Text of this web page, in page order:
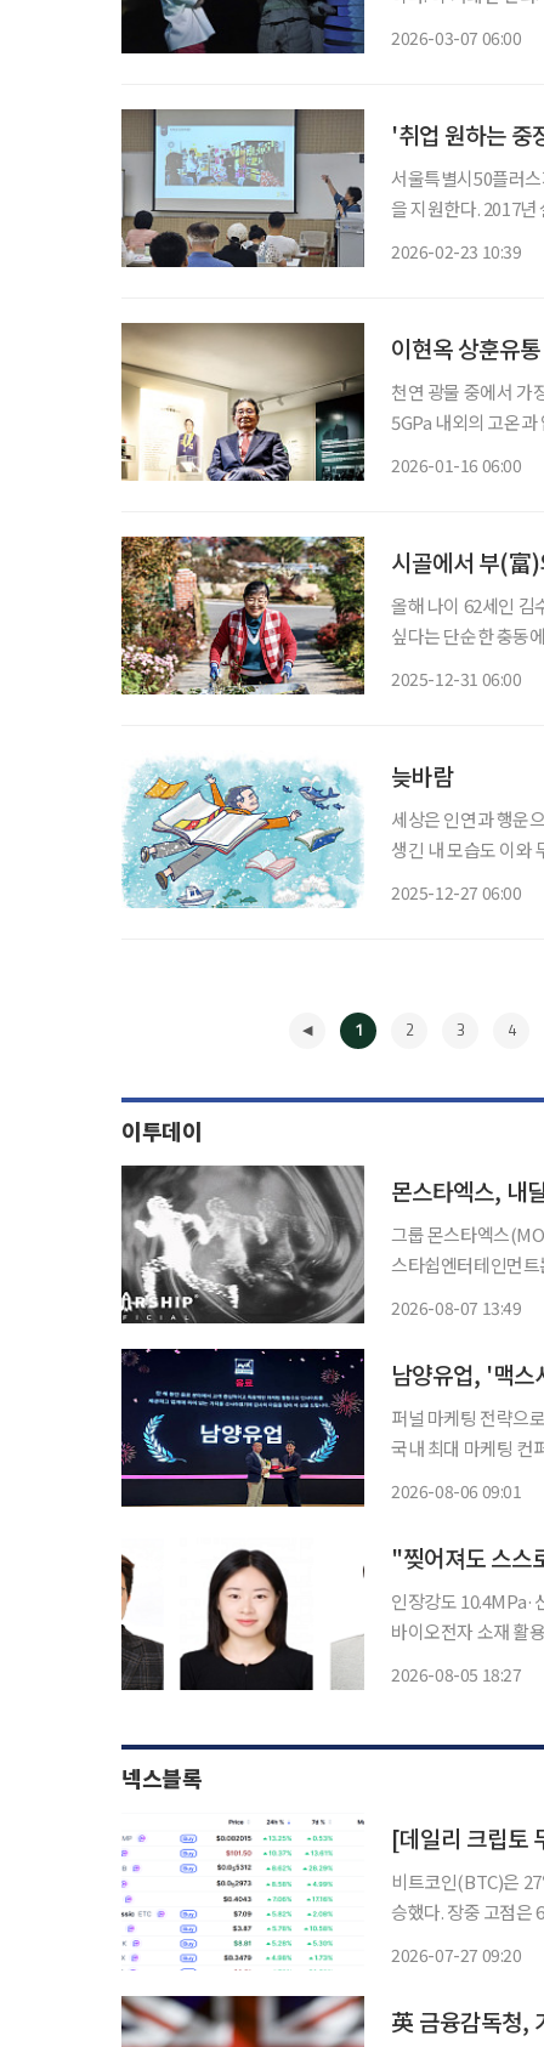
2026-03-07 06:00
서울특별시50플러
을 지원한다. 2017
2026-02-23 10:39
이현옥 상훈유
천연 광물 중에서
5GPa 내외의 고온
2026-01-16 06:00
올해 나이 62세인 김
싶다는 단순한 충동
2025-12-31 06:00
늦바람
세상은 인연과 행운
생긴 내 모습도 이와
2025-12-27 06:00
1 2 3 4
이투데이
몬스타엑스, 내
그룹 몬스타엑스
스타쉽엔터테인먼
2026-08-07 13:49
퍼널 마케팅 전략으로
국내 최대 마케팅
2026-08-06 09:01
"찢어져도 스스
인장강도 10.4MPa·
바이오전자 소재 활용 기대 외부 충격으로 찢어져도 별도의 열이나 빛
2026-08-05 18:27
넥스블록
비트코인(BTC)은
승했다. 장중 고점은
2026-07-27 09:20
英 금융감독청,